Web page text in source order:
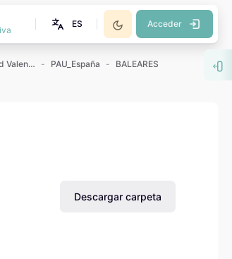
ES Acceder
Exámenes PAU Comunidad Valenciana PAU_España
BALEARES
Descargar carpeta